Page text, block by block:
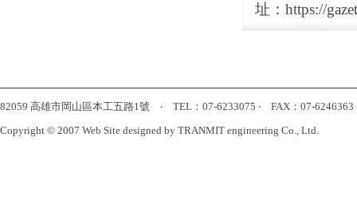
址：https://
82059 高雄市岡山區本工五路1號 ‧ TEL：07-6233075 ‧ FAX：07-
Copyright © 2007 Web Site designed by TRANMIT engineering Co., Ltd.